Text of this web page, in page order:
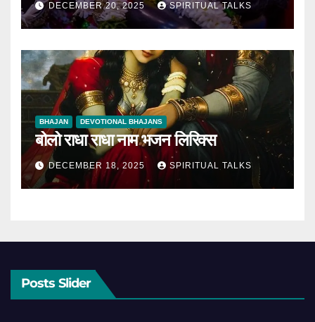
DECEMBER 20, 2025 SPIRITUAL TALKS
BHAJAN DEVOTIONAL BHAJANS
बोलो राधा राधा नाम भजन लिरिक्स
DECEMBER 18, 2025 SPIRITUAL TALKS
Posts Slider